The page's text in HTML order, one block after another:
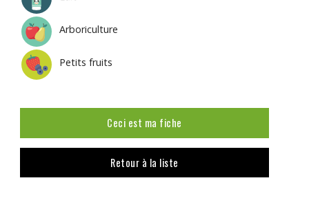
Arboriculture
Petits fruits
Ceci est ma fiche
Retour à la liste